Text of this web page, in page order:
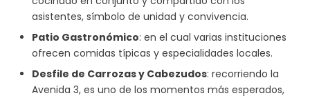
asistentes, símbolo de unidad y convivencia.
Patio Gastronómico: en el cual varias instituciones
ofrecen comidas típicas y especialidades locales.
Desfile de Carrozas y Cabezudos: recorriendo la
Avenida 3, es uno de los momentos más esperados,